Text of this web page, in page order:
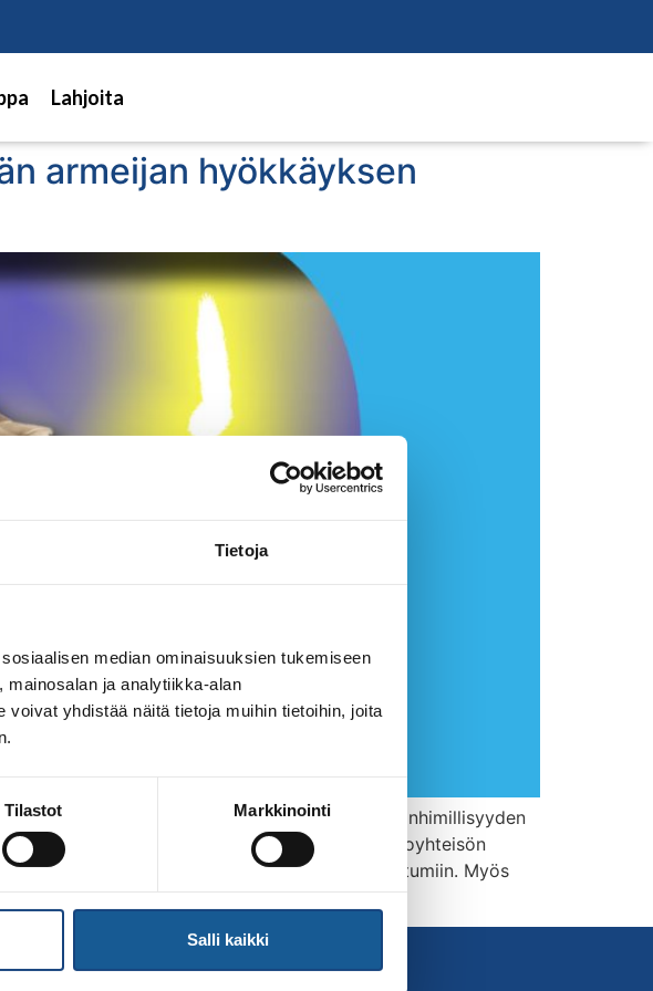
Tietoja
median ominaisuuksien tukemiseen
ja analytiikka-alan
yhdistää näitä tietoja muihin tietoihin, joita
Tilastot Markkinointi
Salli kaikki
Lahjoita
armeijan hyökkäyksen
on äärimmäisen vakava isku demokratiaa ja inhimillisyyden
kaikille ukrainalaisille suomalaisen judoyhteisön
urheilijoita Venäjällä järjestettäviin tapahtumiin. Myös